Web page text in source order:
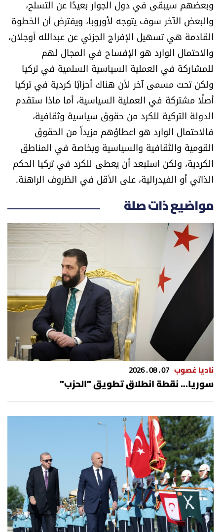
وبعضهم سيبقى في دول الجوار بعيدًا عن التسلح،
والبعض الآخر سوف يتوجه لأوروبا، ويفترض أن الخطوة
القادمة هي تسهيل الإفراج الجزئي عن عبدالله أوجلان،
والاحتمال الوارد هو الإفساح في المجال لهم
للمشاركة في العملية السياسية السلمية في تركيا
ولكن تحت مسمى آخر لأن هناك أحزابًا كردية في تركيا
أصلًا مشتركة في العملية السياسية، أما ماذا ستقدم
الدولة التركية للكرد من حقوق سياسية وثقافية،
فالاحتمال الوارد هو اعطاؤهم مزيداً من الحقوق
القومية والثقافية والسياسية وبخاصة في المناطق
الكردية، ولكن استبعد أن يعطى للكرد في تركيا الحكم
الذاتي أو الفيدرالية، على الأقل في الظروف الراهنة.
مواضيع ذات صلة
ناديا غصوب 07 . 08 . 2026
سوريا... نقطة انطلاق تطويق "الحزب"